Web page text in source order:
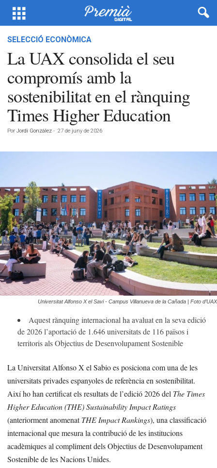
SELECCIÓ ECONÒMICA
La UAX consolida el seu
compromís amb la
sostenibilitat en el rànquing
Times Higher Education
Por Jordi González - 27 de juny de 2026
Universitat Alfonso X el Savi - Campus Villanueva de la Cañada | Foto d’UAX
Aquest rànquing internacional ha avaluat en la seva edició
de 2026 l’aportació de 1.646 universitats de 116 països i
territoris als Objectius de Desenvolupament Sostenible
La Universitat Alfonso X el Sabio es posiciona com una de les
universitats privades espanyoles de referència en sostenibilitat.
Així ho han certificat els resultats de l’edició 2026 del The Times
Higher Education (THE) Sustainability Impact Ratings
(anteriorment anomenatTHE Impact Rankings), una classificació
internacional que mesura la contribució de les institucions
acadèmiques al compliment dels Objectius de Desenvolupament
Sostenible de les Nacions Unides.